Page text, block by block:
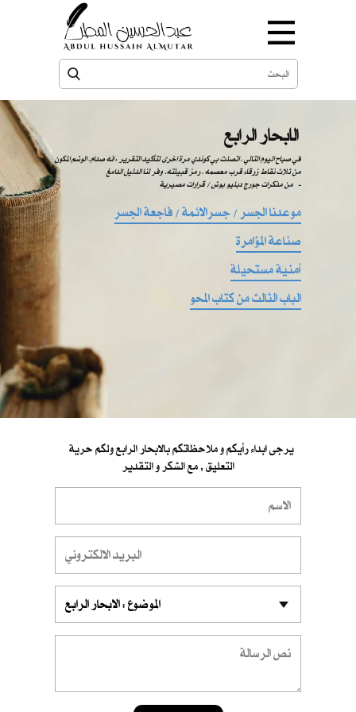
الابحار الرابع
في صباح اليوم التالي ، اتصلت بي كوندي مرة اخرى لتأكيد التقرير : انه صدام. الوشم المكون
من ثلاث نقاط زرقاء قرب معصمه ، رمز قبيلته. وفر لنا الدليل الدامغ
من مذكرات جورج دبليو بوش / قرارات مصيرية -
موعدنا الجسر / جسرالائمة / فاجعة الجسر
صناعة المؤامرة
أمنية مستحيلة
الباب الثالث من كتاب المحو
التعليق , مع الشكر و التقدير